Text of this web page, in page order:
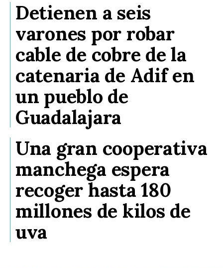
Detienen a seis
varones por robar
cable de cobre de la
catenaria de Adif en
un pueblo de
Guadalajara
Una gran cooperativa
manchega espera
recoger hasta 180
millones de kilos de
uva